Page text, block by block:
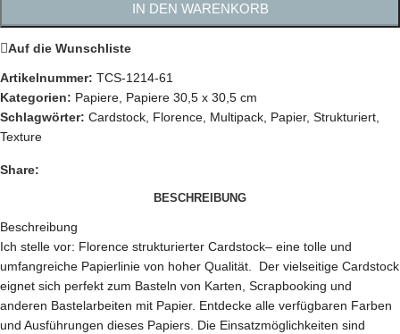
IN DEN WARENKORB
Auf die Wunschliste
Artikelnummer: TCS-1214-61
Kategorien: Papiere, Papiere 30,5 x 30,5 cm
Schlagwörter: Cardstock, Florence, Multipack, Papier, Strukturiert,
Texture
Share:
BESCHREIBUNG
Beschreibung
Ich stelle vor: Florence strukturierter Cardstock– eine tolle und
umfangreiche Papierlinie von hoher Qualität. Der vielseitige Cardstock
eignet sich perfekt zum Basteln von Karten, Scrapbooking und
anderen Bastelarbeiten mit Papier. Entdecke alle verfügbaren Farben
und Ausführungen dieses Papiers. Die Einsatzmöglichkeiten sind